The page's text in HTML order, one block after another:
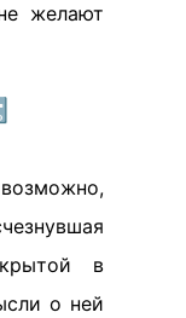
желают
в
о ней